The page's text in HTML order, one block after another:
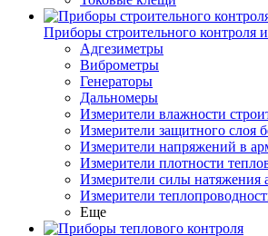
Приборы строительного контроля
Адгезиметры
Виброметры
Генераторы
Дальномеры
Измерители влажности
Измерители защитного слоя
Измерители напряжений в
Измерители плотности
Измерители силы натяжения
Измерители
Еще